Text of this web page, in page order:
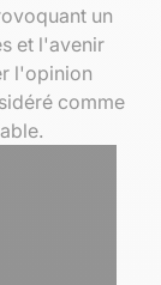
un
et l'avenir
l'opinion
comme